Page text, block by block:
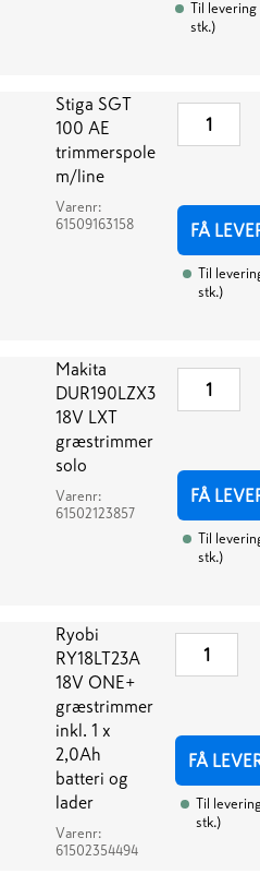
Til levering
stk.)
Stiga SGT
100 AE
trimmerspole
m/line
Varenr:
61509163158
FÅ
Til
stk.)
Makita
DUR190LZX3
18V LXT
græstrimmer
solo
Varenr:
61502123857
FÅ
Til
stk.)
Ryobi
RY18LT23A
18V ONE+
græstrimmer
inkl. 1 x
2,0Ah
batteri og
lader
Varenr:
61502354494
FÅ
Til
stk.)